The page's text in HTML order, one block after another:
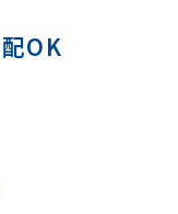
OK